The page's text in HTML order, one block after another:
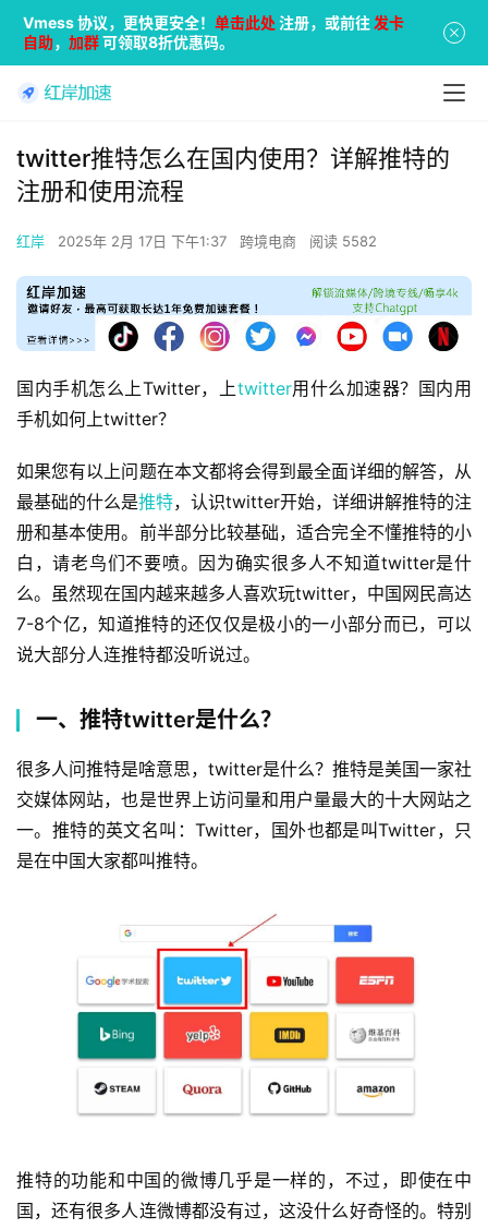
twitter推特怎么在国内使用？详解推特的
注册和使用流程
红岸 2025年 2月 17日 下午1:37 跨境电商 阅读 5582
国内手机怎么上Twitter，上twitter用什么加速器？国内用
手机如何上twitter？
如果您有以上问题在本文都将会得到最全面详细的解答，从
最基础的什么是推特，认识twitter开始，详细讲解推特的注
册和基本使用。前半部分比较基础，适合完全不懂推特的小
白，请老鸟们不要喷。因为确实很多人不知道twitter是什
么。虽然现在国内越来越多人喜欢玩twitter，中国网民高达
7-8个亿，知道推特的还仅仅是极小的一小部分而已，可以
说大部分人连推特都没听说过。
一、推特twitter是什么？
很多人问推特是啥意思，twitter是什么？推特是美国一家社
交媒体网站，也是世界上访问量和用户量最大的十大网站之
一。推特的英文名叫：Twitter，国外也都是叫Twitter，只
是在中国大家都叫推特。
推特的功能和中国的微博几乎是一样的，不过，即使在中
国，还有很多人连微博都没有过，这没什么好奇怪的。特别
Vmess 协议，更快更安全！ 单击此处注册，或前往 发卡
自助， 加群可领取8折优惠码。